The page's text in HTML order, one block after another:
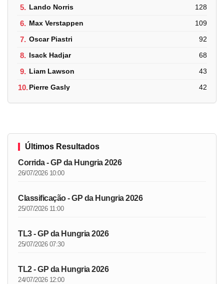
5. Lando Norris 128
6. Max Verstappen 109
7. Oscar Piastri 92
8. Isack Hadjar 68
9. Liam Lawson 43
10.Pierre Gasly 42
Últimos Resultados
Corrida - GP da Hungria 2026
26/07/2026 10:00
Classificação - GP da Hungria 2026
25/07/2026 11:00
TL3 - GP da Hungria 2026
25/07/2026 07:30
TL2 - GP da Hungria 2026
24/07/2026 12:00